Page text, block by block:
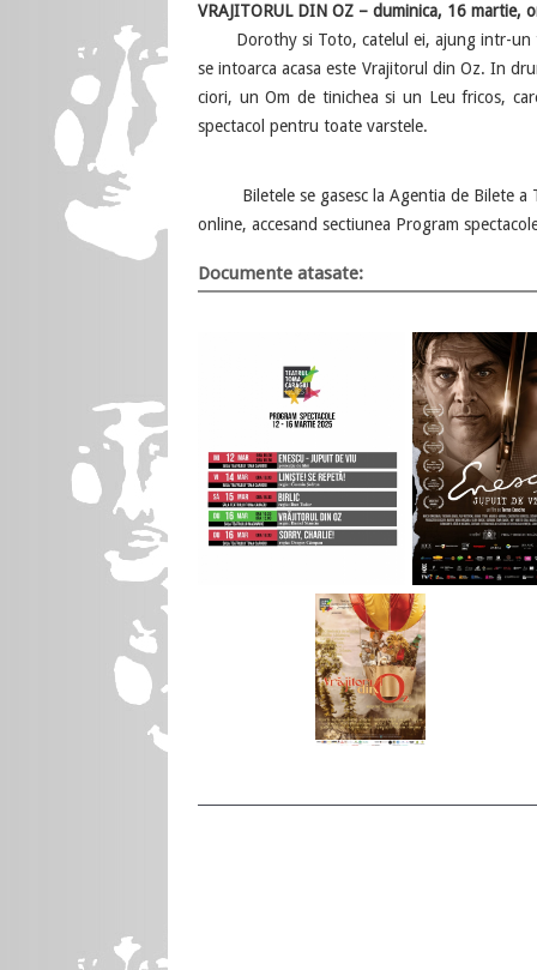
VRAJITORUL DIN OZ – duminica, 16 martie,
Dorothy si Toto, catelul ei, ajung intr-un
se intoarca acasa este Vrajitorul din Oz. In
ciori, un Om de tinichea si un Leu fricos,
spectacol pentru toate varstele.
Biletele se gasesc la Agentia de Bilete a
online, accesand sectiunea Program
Documente atasate: